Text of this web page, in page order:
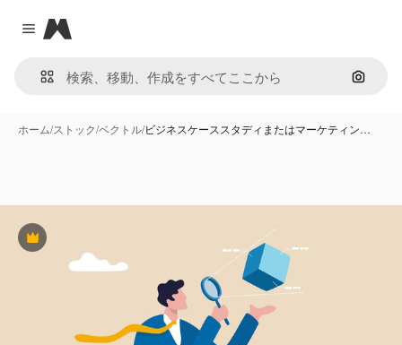
Close menu
Magnific
画像で
ホーム/ストック/ベクトル/ビジネスケーススタディまたはマーケティン…
Premium